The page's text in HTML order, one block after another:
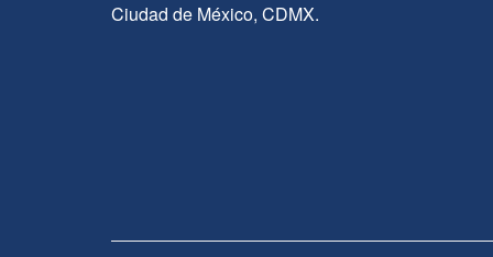
Ciudad de México, CDMX.